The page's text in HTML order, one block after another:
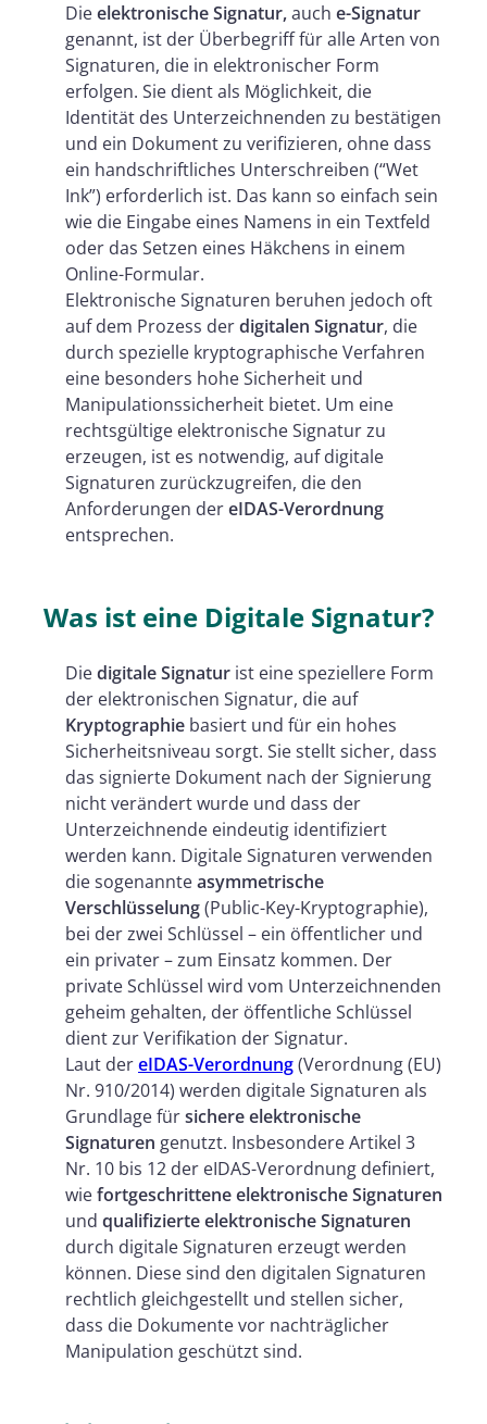
Dieelektronische Signatur,auch e-Signatur
genannt, ist der Überbegriff für alle Arten von
Signaturen, die in elektronischer Form
erfolgen. Sie dient als Möglichkeit, die
Identität des Unterzeichnenden zu bestätigen
und ein Dokument zu verifizieren, ohne dass
ein handschriftliches Unterschreiben (“Wet
Ink”) erforderlich ist. Das kann so einfach sein
wie die Eingabe eines Namens in ein Textfeld
oder das Setzen eines Häkchens in einem
Online-Formular.
Elektronische Signaturen beruhen jedoch oft
auf dem Prozess derdigitalen Signatur, die
durch spezielle kryptographische Verfahren
eine besonders hohe Sicherheit und
Manipulationssicherheit bietet. Um eine
rechtsgültige elektronische Signatur zu
erzeugen, ist es notwendig, auf digitale
Signaturen zurückzugreifen, die den
Anforderungen dereIDAS-Verordnung
entsprechen.
Was ist eine Digitale Signatur?
Diedigitale Signatur ist eine speziellere Form
der elektronischen Signatur, die auf
Kryptographie basiert und für ein hohes
Sicherheitsniveau sorgt. Sie stellt sicher, dass
das signierte Dokument nach der Signierung
nicht verändert wurde und dass der
Unterzeichnende eindeutig identifiziert
werden kann. Digitale Signaturen verwenden
die sogenannteasymmetrische
Verschlüsselung(Public-Key-Kryptographie),
bei der zwei Schlüssel – ein öffentlicher und
ein privater – zum Einsatz kommen. Der
private Schlüssel wird vom Unterzeichnenden
geheim gehalten, der öffentliche Schlüssel
dient zur Verifikation der Signatur.
Laut dereIDAS-Verordnung(Verordnung (EU)
Nr. 910/2014) werden digitale Signaturen als
Grundlage fürsichere elektronische
Signaturen genutzt. Insbesondere Artikel 3
Nr. 10 bis 12 der eIDAS-Verordnung definiert,
wiefortgeschrittene elektronische Signaturen
und qualifizierte elektronische Signaturen
durch digitale Signaturen erzeugt werden
können. Diese sind den digitalen Signaturen
rechtlich gleichgestellt und stellen sicher,
dass die Dokumente vor nachträglicher
Manipulation geschützt sind.